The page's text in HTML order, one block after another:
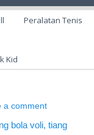
di Indonesia
Peralatan Tenis
Kid
a comment